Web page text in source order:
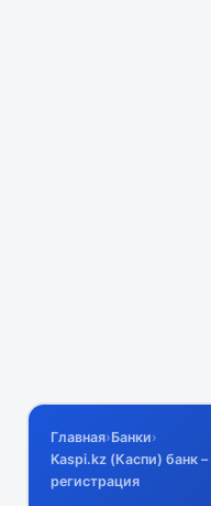
Главная›Банки›
Kaspi.kz (Каспи) банк
регистрация